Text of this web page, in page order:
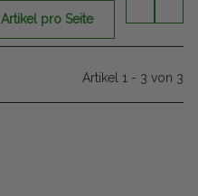
Artikel pro Seite
Artikel 1 - 3 von 3